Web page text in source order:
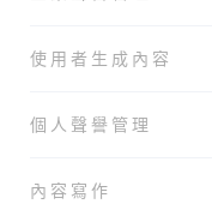
使用者生成內容
個人聲譽管理
內容寫作